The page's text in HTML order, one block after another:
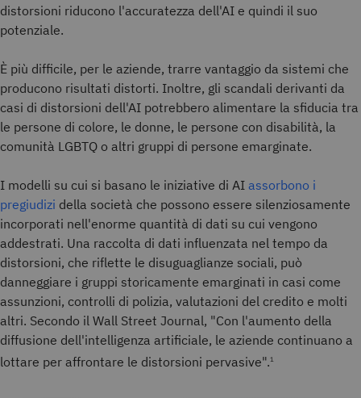
distorsioni riducono l'accuratezza dell'AI e quindi il suo
potenziale.
È più difficile, per le aziende, trarre vantaggio da sistemi che
producono risultati distorti. Inoltre, gli scandali derivanti da
casi di distorsioni dell'AI potrebbero alimentare la sfiducia tra
le persone di colore, le donne, le persone con disabilità, la
comunità LGBTQ o altri gruppi di persone emarginate.
I modelli su cui si basano le iniziative di AI assorbono i
pregiudizi della società che possono essere silenziosamente
incorporati nell'enorme quantità di dati su cui vengono
addestrati. Una raccolta di dati influenzata nel tempo da
distorsioni, che riflette le disuguaglianze sociali, può
danneggiare i gruppi storicamente emarginati in casi come
assunzioni, controlli di polizia, valutazioni del credito e molti
altri. Secondo il Wall Street Journal, "Con l'aumento della
diffusione dell'intelligenza artificiale, le aziende continuano a
lottare per affrontare le distorsioni pervasive".1